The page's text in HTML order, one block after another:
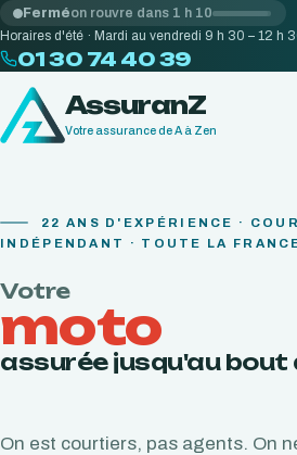
Ferméon rouvre dans 1 h 10
Horaires d'été · Mardi au vendredi 9 h 30 – 12 h
01 30 74 40 39
AssuranZ
Votre assurance de A à Zen
22 ANS D'EXPÉRIENCE ·
INDÉPENDANT · TOUTE LA
Votre
moto
assurée jusqu'au bout
On est courtiers, pas agents. On